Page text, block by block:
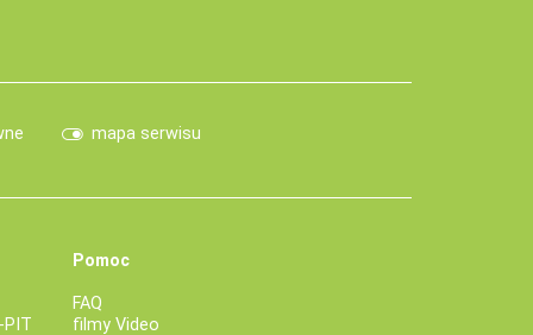
mapa serwisu
Pomoc
FAQ
filmy Video